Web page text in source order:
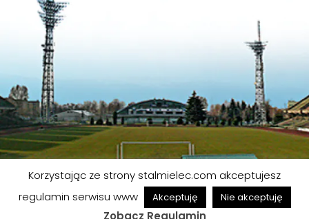
© FKS STAL MIELEC S.A. | Wszelkie prawa zastrzeżone
Projekt strony: skarbekdesign.pl
Korzystając ze strony stalmielec.com akceptujesz
regulamin serwisu www
Akceptuję Nie akceptuję
Zobacz Regulamin